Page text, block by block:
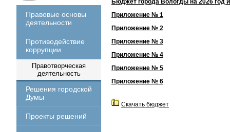
Правовые основы
деятельности
Противодействие
коррупции
Правотворческая
деятельность
Решения городской
Думы
Проекты решений
Бюджет города Вологды на 2026 год
Приложение № 1
Приложение № 2
Приложение № 3
Приложение № 4
Приложение № 5
Приложение № 6
Скачать бюджет